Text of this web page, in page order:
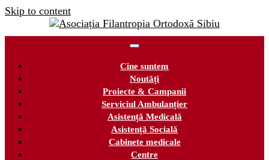
Skip to content
Cine suntem
Noutăți
Proiecte & Campanii
Serviciul Ambulanțier
Asistență Medicală
Asistență Socială
Cabinete medicale
Centre